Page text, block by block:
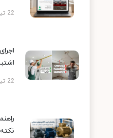
22 تیر 1405
22 تیر 1405